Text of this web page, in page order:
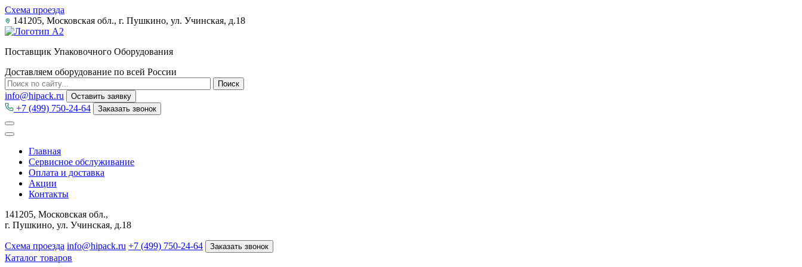
Схема проезда
141205, Московская обл., г. Пушкино, ул. Учинская, д.18
Поставщик Упаковочного Оборудования
Доставляем оборудование по всей России
info@hipack.ru Оставить заявку
+7 (499) 750-24-64 Заказать звонок
Главная
Сервисное обслуживание
Оплата и доставка
Акции
Контакты
141205, Московская обл.,
г. Пушкино, ул. Учинская, д.18
Схема проезда info@hipack.ru +7 (499) 750-24-64 Заказать звонок
Каталог товаров